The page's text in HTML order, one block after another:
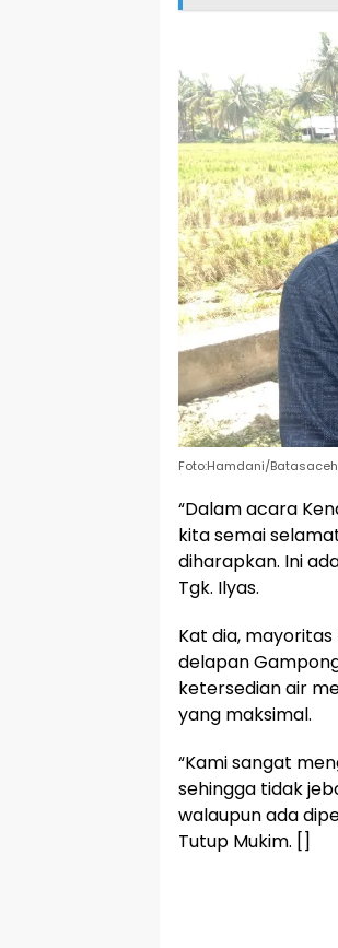
Foto:Hamdani/
“Dalam acara
kita semai
diharapkan. Ini
Tgk. Ilyas.
Kat dia,
delapan
ketersedian air
yang maksimal.
“Kami sangat
sehingga tidak
walaupun ada
Tutup Mukim. []